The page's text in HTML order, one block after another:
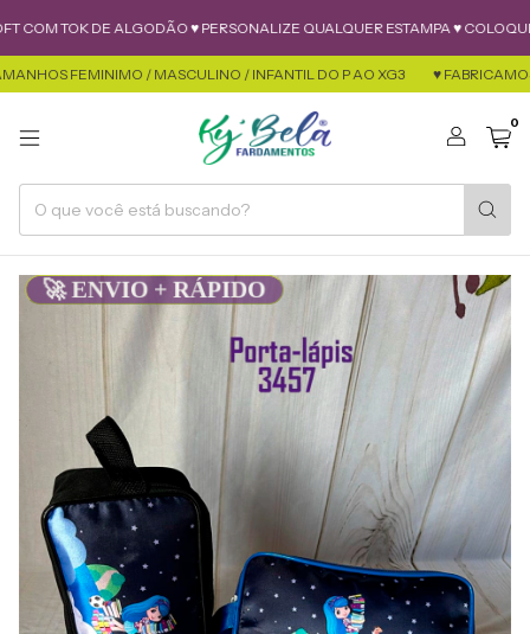
TOK DE ALGODÃO ♥ PERSONALIZE QUALQUER ESTAMPA ♥
FEMINIMO / MASCULINO / INFANTIL DO P AO XG3 ♥
0
🚀 ENVIO + RÁPIDO